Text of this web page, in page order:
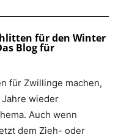
für den Winter
Blog für
für Zwillinge machen,
wieder
Auch wenn
dem Zieh- oder